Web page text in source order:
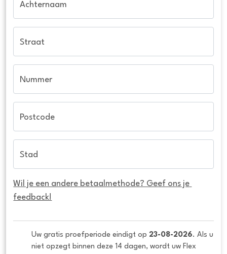
Achternaam
Straat
Nummer
Postcode
Stad
Wil je een andere betaalmethode? Geef ons je
feedback!
Uw gratis proefperiode eindigt op 23-08-2026. Als u
niet opzegt binnen deze 14 dagen, wordt uw Flex